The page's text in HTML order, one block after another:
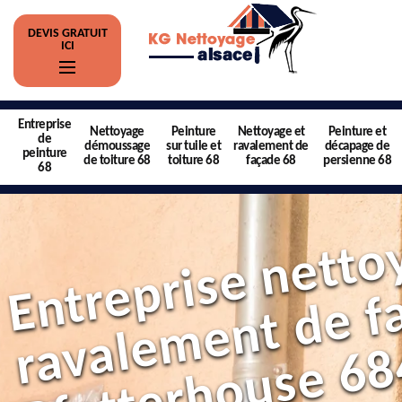
DEVIS GRATUIT
ICI
Entreprise
de
peinture
68
Nettoyage
démoussage
de toiture 68
Peinture
sur tuile et
toiture 68
Nettoyage et
ravalement de
façade 68
Peinture et
décapage de
persienne 68